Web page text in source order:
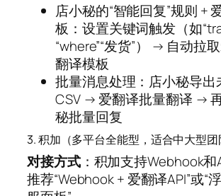
店小秘的“智能回复”规则 +
板：设置关键词触发（如
“where”“发货”） → 自动拉
翻译模板
批量消息处理：店小秘导出
CSV → 爱翻译批量翻译 →
秘批量回复
3. 积加（多平台全能型，适合中大型团
对接方式：积加支持Webhook和
推荐“Webhook + 爱翻译API”或“